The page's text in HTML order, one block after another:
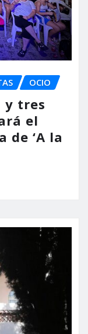
OCIO
y tres
el
de ‘A la